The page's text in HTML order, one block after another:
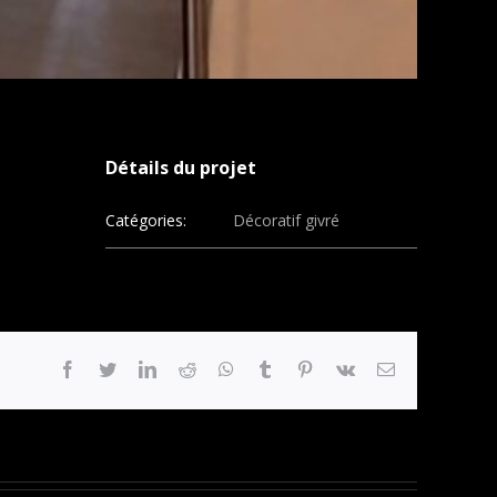
Détails du projet
Catégories: Décoratif givré
facebook
twitterlinkedinreddit whatsapptumblr pinterest
vk Email